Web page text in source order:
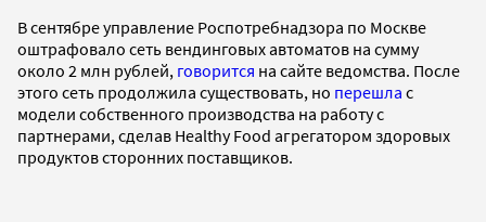
В сентябреуправление Роспотребнадзора по Москве
оштрафовало сеть вендинговых автоматов на сумму
около 2 млн рублей, говорится на сайте ведомства. После
этого сеть продолжила существовать, но перешла с
модели собственного производства на работу с
партнерами, сделав Healthy Food агрегатором здоровых
продуктов сторонних поставщиков.